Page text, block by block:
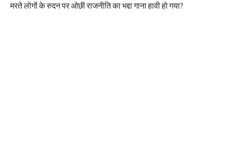
मरते लोगों के रुदन पर ओछी राजनीति का भद्दा गाना हावी हो गया?